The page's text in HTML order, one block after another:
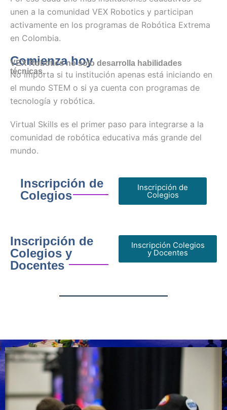
unen a la comunidad VEX Robotics y participan
activamente en los programas de Robótica Extrema
en Colombia.
Comienza hoy
VEX Robotics no solo desarrolla habilidades
técnicas.
No importa si tu institución apenas está iniciando en
el mundo STEM o si ya cuenta con programas de
tecnología y robótica.
Virtual Skills es el primer paso para integrarse a la
comunidad de robótica educativa más grande del
mundo.
Inscripción de
Colegios
Inscripción de
Colegios
Inscripción de
Colegios y
Docentes
Inscripción Colegios
y Docentes